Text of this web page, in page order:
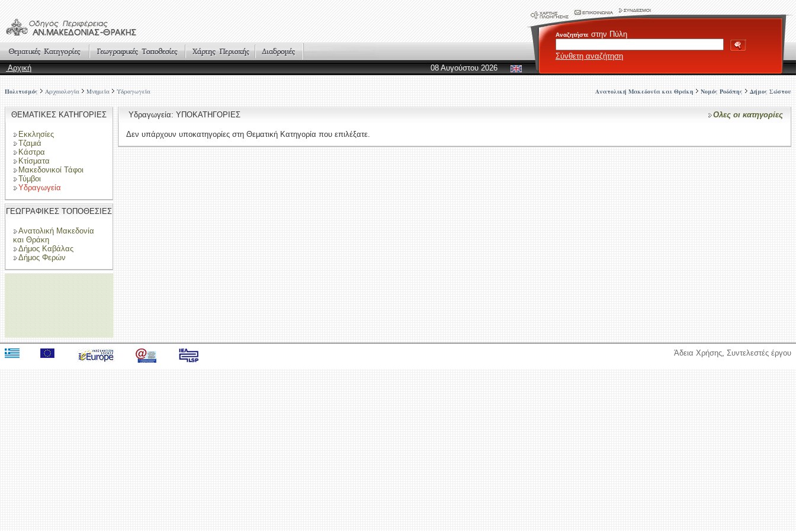
Αναζητήστε στην Πύλη
Σύνθετη αναζήτηση
Αρχική
08 Αυγούστου 2026
Πολιτισμός Αρχαιολογία Μνημεία Υδραγωγεία Ανατολική Μακεδονία και Θράκη Νομός Ροδόπης Δήμος Σώστου
ΘΕΜΑΤΙΚΕΣ ΚΑΤΗΓΟΡΙΕΣ
Εκκλησίες
Τζαμιά
Κάστρα
Κτίσματα
Μακεδονικοί Τάφοι
Τύμβοι
Υδραγωγεία
ΓΕΩΓΡΑΦΙΚΕΣ ΤΟΠΟΘΕΣΙΕΣ
Ανατολική Μακεδονία
και Θράκη
Δήμος Καβάλας
Δήμος Φερών
Υδραγωγεία: ΥΠΟΚΑΤΗΓΟΡΙΕΣ Ολες οι κατηγορίες
Δεν υπάρχουν υποκατηγορίες στη Θεματική Κατηγορία που επιλέξατε.
Άδεια Χρήσης, Συντελεστές έργου